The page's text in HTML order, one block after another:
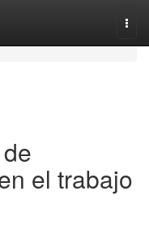
el trabajo